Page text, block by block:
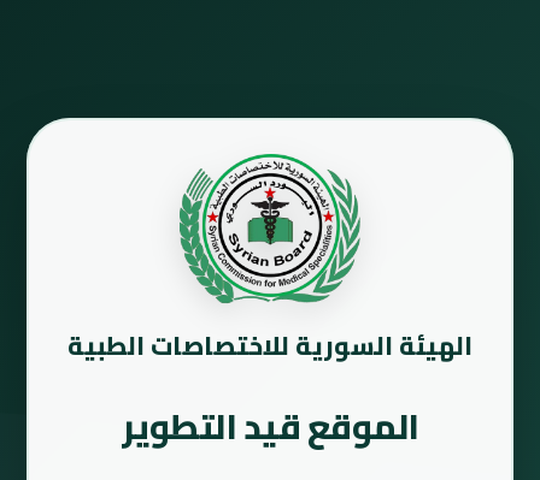
الهيئة السورية للاختصاصات الطبية
الموقع قيد التطوير